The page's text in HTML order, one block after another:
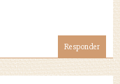
Responder